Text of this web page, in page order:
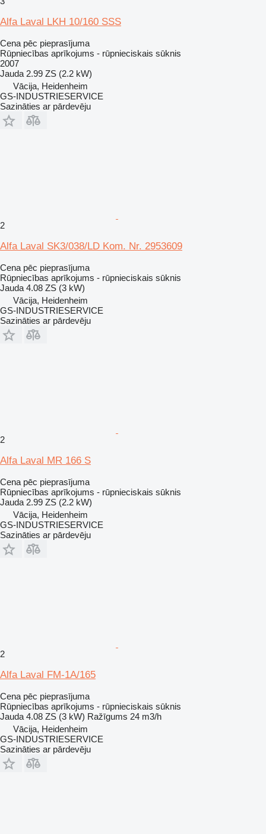
Alfa Laval LKH 10/160 SSS
Cena pēc pieprasījuma
Rūpniecības aprīkojums - rūpnieciskais sūknis
2007
Jauda 2.99 ZS (2.2 kW)
Vācija, Heidenheim
GS-INDUSTRIESERVICE
Sazināties ar pārdevēju
2
Alfa Laval SK3/038/LD Kom. Nr. 2953609
Cena pēc pieprasījuma
Rūpniecības aprīkojums - rūpnieciskais sūknis
Jauda 4.08 ZS (3 kW)
Vācija, Heidenheim
GS-INDUSTRIESERVICE
Sazināties ar pārdevēju
2
Alfa Laval MR 166 S
Cena pēc pieprasījuma
Rūpniecības aprīkojums - rūpnieciskais sūknis
Jauda 2.99 ZS (2.2 kW)
Vācija, Heidenheim
GS-INDUSTRIESERVICE
Sazināties ar pārdevēju
2
Alfa Laval FM-1A/165
Cena pēc pieprasījuma
Rūpniecības aprīkojums - rūpnieciskais sūknis
Jauda 4.08 ZS (3 kW) Ražīgums 24 m3/h
Vācija, Heidenheim
GS-INDUSTRIESERVICE
Sazināties ar pārdevēju